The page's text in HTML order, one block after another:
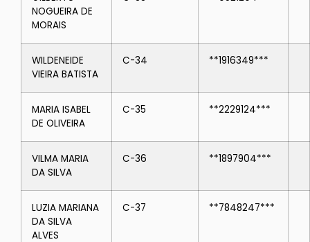
NOGUEIRA DE
MORAIS
WILDENEIDE
VIEIRA BATISTA
C-34 **1916349***
MARIA ISABEL
DE OLIVEIRA
C-35 **2229124***
VILMA MARIA
DA SILVA
C-36 **1897904***
LUZIA MARIANA
DA SILVA
ALVES
C-37 **7848247***